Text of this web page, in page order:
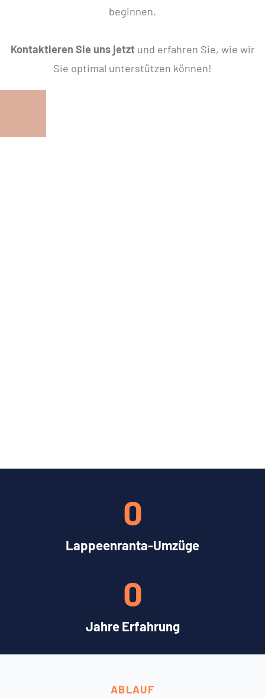
beginnen.
Kontaktieren Sie uns jetztund erfahren Sie, wie wir
Sie optimal unterstützen können!
Lappeenranta-Umzüge
0
Jahre Erfahrung
0
ABLAUF